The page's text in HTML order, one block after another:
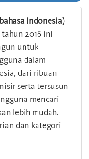
Indonesia)
2016 ini
untuk
dalam
dari ribuan
serta tersusun
mencari
lebih mudah.
dan kategori